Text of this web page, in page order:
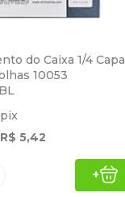
do Caixa 1/4 Capa
10053
R$ 5,42
+